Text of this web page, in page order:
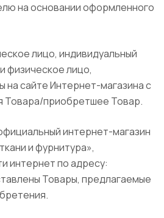
на основании оформленного
лицо, индивидуальный
физическое лицо,
сайте Интернет-магазина с
Товара/приобретшее Товар.
интернет-магазин
и фурнитура»,
интернет по адресу:
Товары, предлагаемые